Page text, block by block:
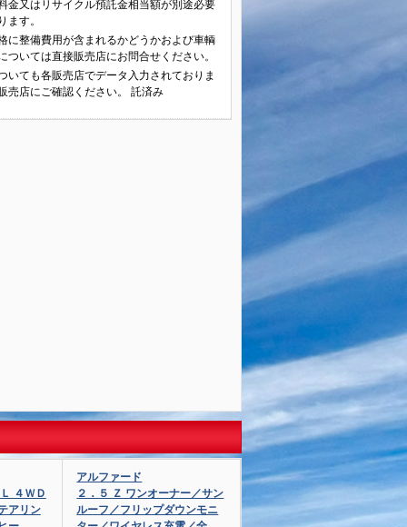
金又はリサイクル預託金相当額が別途必要
ます。
に整備費用が含まれるかどうかおよび車輌
ついては直接販売店にお問合せください。
いても各販売店でデータ入力されておりま
売店にご確認ください。 託済み
４ＷＤ
アリン
アルファード
２．５ Ｚ ワンオーナー／サン
ルーフ／フリップダウンモニ